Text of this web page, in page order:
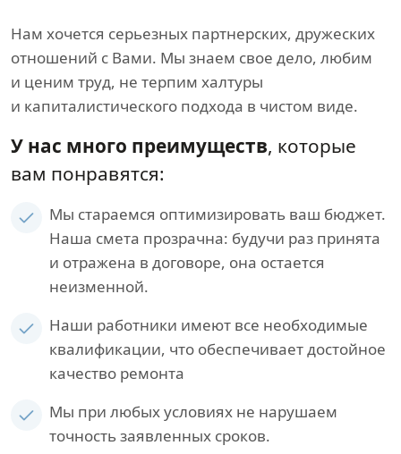
Нам хочется серьезных партнерских, дружеских
отношений с Вами. Мы знаем свое дело, любим
и ценим труд, не терпим халтуры
и капиталистического подхода в чистом виде.
У нас много преимуществ, которые
вам понравятся:
Мы стараемся оптимизировать ваш бюджет.
Наша смета прозрачна: будучи раз принята
и отражена в договоре, она остается
неизменной.
Наши работники имеют все необходимые
квалификации, что обеспечивает достойное
качество ремонта
Мы при любых условиях не нарушаем
точность заявленных сроков.